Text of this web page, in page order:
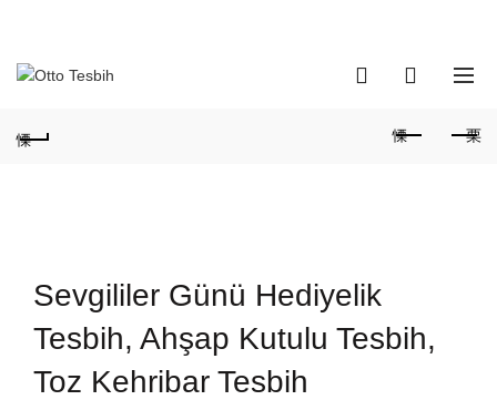
Sevgililer Günü Hediyelik
Tesbih, Ahşap Kutulu Tesbih,
Toz Kehribar Tesbih